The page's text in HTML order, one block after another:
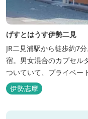
げすとはうす伊勢二見
JR二見浦駅から徒歩約7
宿。男女混合のカプセル
ついていて、プライベー
伊勢志摩